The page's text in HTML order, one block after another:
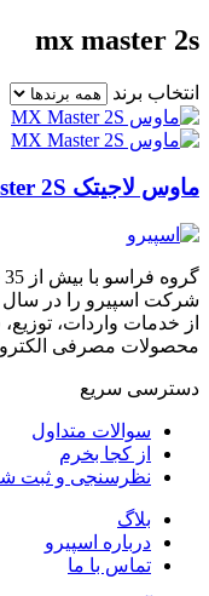
mx master 2s
انتخاب برند
ماوس لاجیتک Logitech MX Master 2S
از خدمات واردات،
محصولات مصرفی
دسترسی‌ سریع
سوالات متداول
از کجا بخرم
نظرسنجی و ثبت
بلاگ
درباره اسپیرو
تماس با ما